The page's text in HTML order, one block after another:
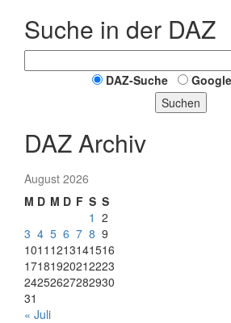
Suche in der DAZ
DAZ-Suche
Suchen
DAZ Archiv
August 2026
M D M D F S S
1 2
3 4 5 6 7 8 9
1011 1213141516
17181920212223
24252627282930
31
« Juli